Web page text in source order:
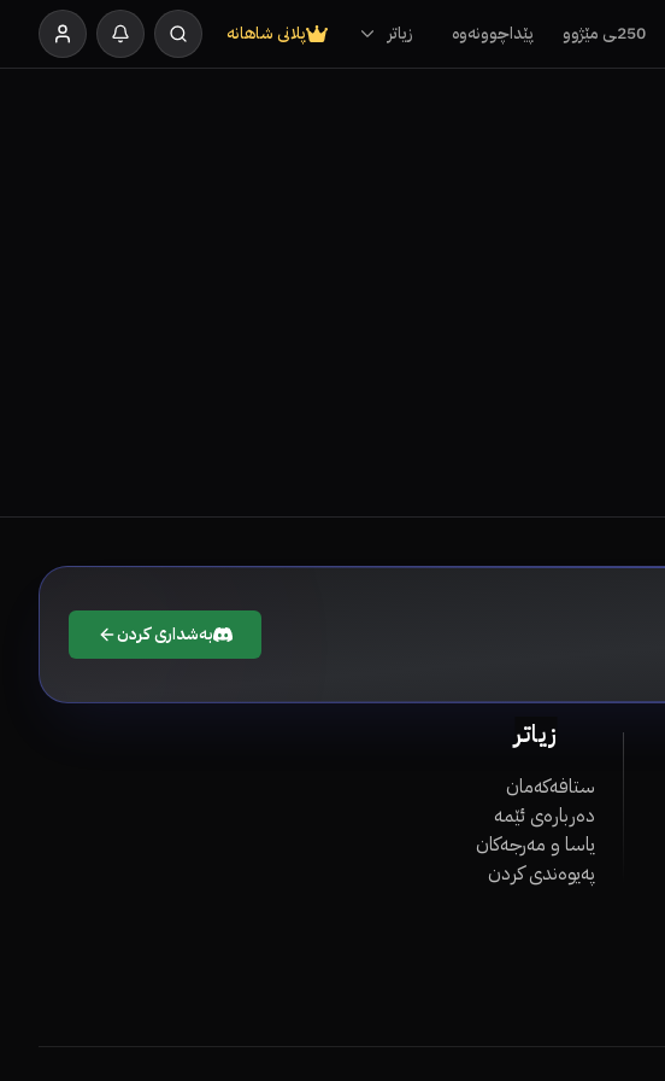
250ـی مێژوو پێداچوونەوە زیاتر پلانی شاهانە
بەشداری کردن
زیاتر
ستافەکەمان
دەربارەی ئێمە
یاسا و مەرجەکان
پەیوەندی کردن